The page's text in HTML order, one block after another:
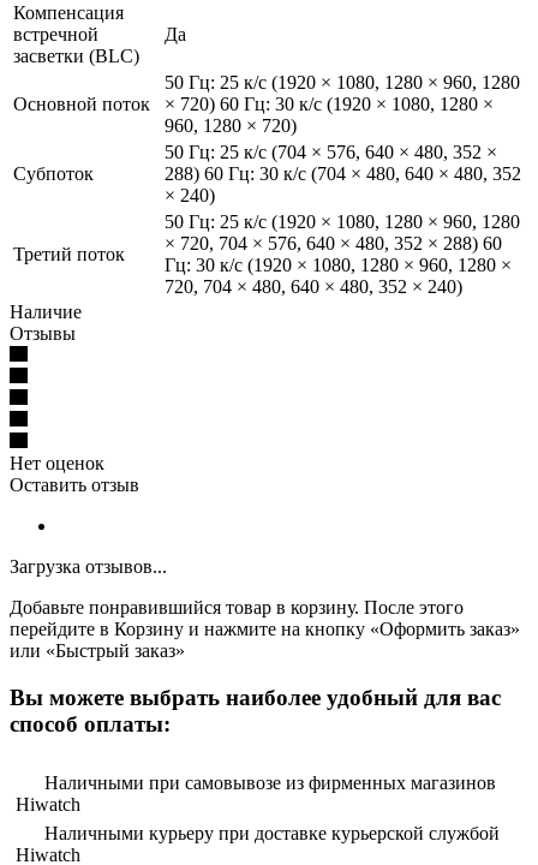
Компенсация
встречной
засветки (BLC)
Да
Основной поток
50 Гц: 25 к/с (1920 × 1080, 1280 × 960, 1280
× 720) 60 Гц: 30 к/с (1920 × 1080, 1280 ×
960, 1280 × 720)
Субпоток
50 Гц: 25 к/с (704 × 576, 640 × 480, 352 ×
288) 60 Гц: 30 к/с (704 × 480, 640 × 480, 352
× 240)
Третий поток
50 Гц: 25 к/с (1920 × 1080, 1280 × 960, 1280
× 720, 704 × 576, 640 × 480, 352 × 288) 60
Гц: 30 к/с (1920 × 1080, 1280 × 960, 1280 ×
720, 704 × 480, 640 × 480, 352 × 240)
Наличие
Отзывы
Нет оценок
Оставить отзыв
Загрузка отзывов...
Добавьте понравившийся товар в корзину. После этого
перейдите в Корзину и нажмите на кнопку «Оформить заказ»
или «Быстрый заказ»
Вы можете выбрать наиболее удобный для вас
способ оплаты:
Наличными при самовывозе из фирменных магазинов
Hiwatch
Наличными курьеру при доставке курьерской службой
Hiwatch